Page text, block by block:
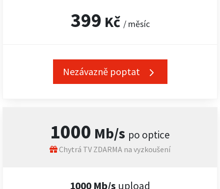
399 Kč / měsíc
Nezávazně poptat
1000 Mb/s po optice
Chytrá TV ZDARMA na vyzkoušení
1000 Mb/s upload